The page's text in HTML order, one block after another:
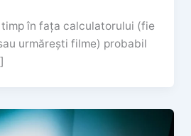
în fața calculatorului (fie
urmărești filme) probabil